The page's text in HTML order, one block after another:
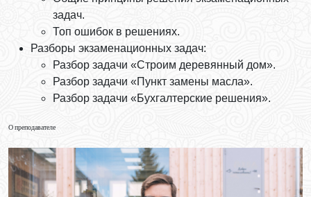
задач.
Топ ошибок в решениях.
Разборы экзаменационных задач:
Разбор задачи «Строим деревянный дом».
Разбор задачи «Пункт замены масла».
Разбор задачи «Бухгалтерские решения».
О преподавателе